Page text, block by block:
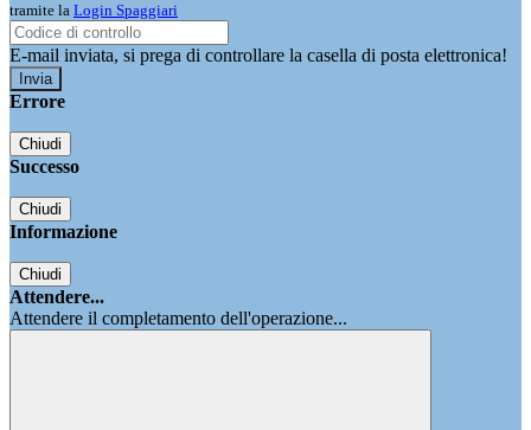
tramite la Login Spaggiari
E-mail inviata, si prega di controllare la casella di posta elettronica!
Errore
Chiudi
Successo
Chiudi
Informazione
Chiudi
Attendere...
Attendere il completamento dell'operazione...